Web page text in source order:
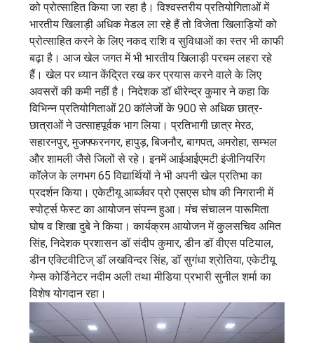
को प्रोत्साहित किया जा रहा है। विश्वस्तरीय प्रतियोगिताओं में
भारतीय खिलाड़ी अधिक मेडल ला रहे हैं तो विजेता खिलाड़ियों को
प्रोत्साहित करने के लिए नकद राशि व सुविधाओं का स्तर भी काफी
बढ़ा है। आज खेल जगत में भी भारतीय खिलाड़ी परचम लहरा रहे
हैं। खेल पर ध्यान केंद्रित रख कर प्रयास करने वाले के लिए
अवसरों की कमी नहीं है। निदेशक डॉ धीरेन्द्र कुमार ने कहा कि
विभिन्न प्रतियोगिताओं 20 कॉलेजों के 900 से अधिक छात्र-
छात्राओं ने उत्साहपूर्वक भाग लिया। प्रतिभागी छात्र मेरठ,
सहारनपुर, मुजफ्फरनगर, हापुड़, बिजनौर, बागपत, अमरोहा, सम्भल
और शामली जैसे जिलों से रहे। इनमें आईआईएमटी इंजीनियरिंग
कॉलेज के लगभग 65 विद्यार्थियों ने भी अपनी खेल प्रतिभा का
प्रदर्शन किया। एकेटीयू आर्ब्जवर प्रो एसएस घोष की निगरानी में
स्पोर्ट्स फेस्ट का आयोजन संपन्न हुआ। मंच संचालन पारूमिता
घोष व शिखा दुबे ने किया। कार्यक्रम आयोजन में कुलसचिव अमित
सिंह, निदेशक प्रशासन डॉ संदीप कुमार, डीन डॉ वीएस पटियाल,
डीन एक्टिवीटिज् डॉ लखविन्दर सिंह, डॉ सुगंधा श्रोतिया, एकेटीयू
गेम्स कोर्डिनेटर नदीम अली तथा मीडिया प्रभारी सुनील शर्मा का
विशेष योगदान रहा।